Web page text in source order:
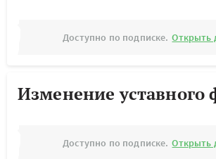
Доступно по подписке. Открыть
Изменение уставного
Доступно по подписке. Открыть